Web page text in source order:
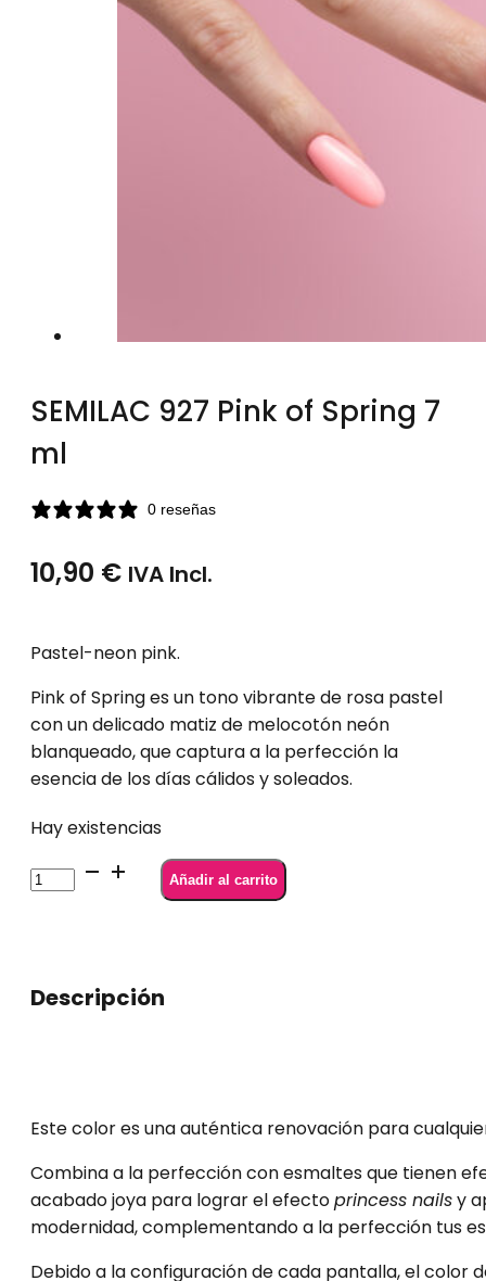
SEMILAC 927 Pink of Spring 7
ml
0 reseñas
10,90 € IVA Incl.
Pastel-neon pink.
Pink of Spring es un tono vibrante de rosa pastel
con un delicado matiz de melocotón neón
blanqueado, que captura a la perfección la
esencia de los días cálidos y soleados.
Hay existencias
SEMILAC
927
7
Añadir al carrito
Descripción
Este color es una auténtica renovación para
Combina a la perfección con esmaltes que tienen
acabado joya para lograr el efectoprincess nailsy
modernidad, complementando a la perfección tus
Debido a la configuración de cada pantalla, el color